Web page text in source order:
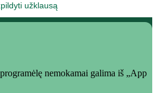
užklausą
nemokamai galima iš „App